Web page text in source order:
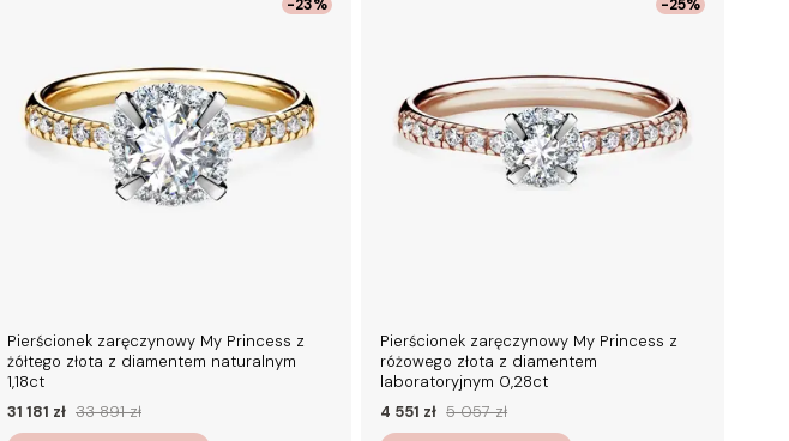
-23%
Pierścionek zaręczynowy My Princess z
żółtego złota z diamentem naturalnym
1,18ct
31 181 zł 33 891 zł
-25%
Pierścionek zaręczynowy My Princess z
różowego złota z diamentem
laboratoryjnym 0,28ct
4 551 zł 5 057 zł